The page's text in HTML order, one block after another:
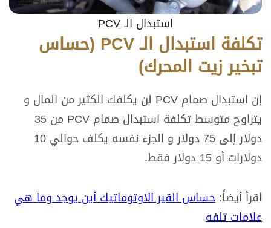
استبدال الـ PCV
تكلفة استبدال الـ PCV (حساس
تبخير زيت المحرك)
إن استبدال صمام PCV لن يكلفك الكثير من المال و
يتراوح متوسط تكلفة استبدال صمام PCV من 35
دولار إلى 75 دولار و الجزء نفسه يكلف حوالي 10
دولارات أو 15 دولار فقط.
اقرأ أيضاً: حساس القير الاوتوماتيك أين يوجد وما هي
علامات تلفه